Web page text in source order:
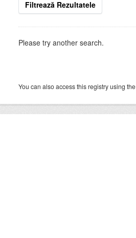
Filtrează Rezultatele
Please try another search.
You can also access this registry using the